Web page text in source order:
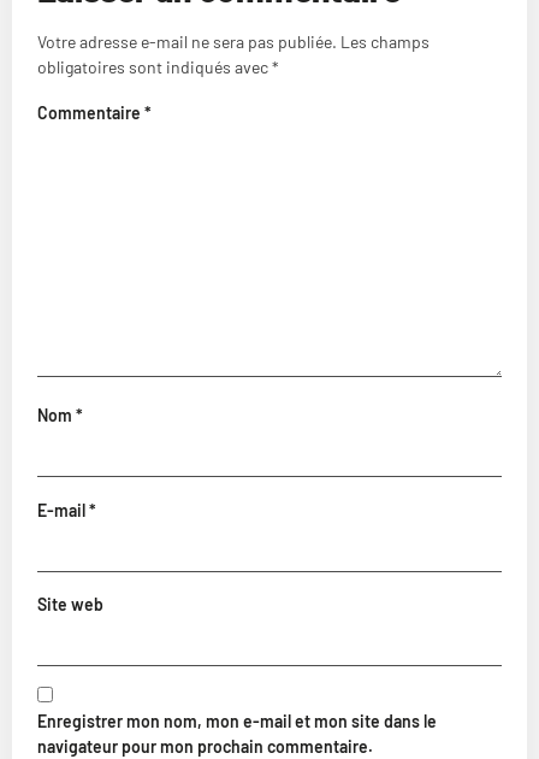
Votre adresse e-mail ne sera pas publiée. Les champs
obligatoires sont indiqués avec*
Commentaire *
Nom *
E-mail*
Site web
Enregistrer mon nom, mon e-mail et mon site dans le
navigateur pour mon prochain commentaire.